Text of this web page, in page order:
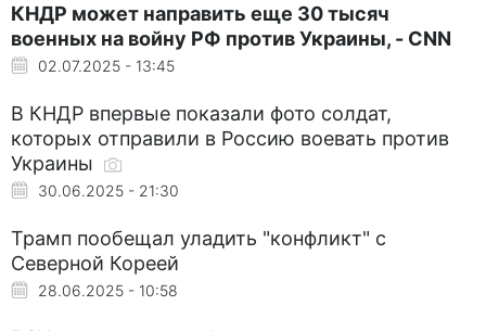
КНДР может направить еще 30 тысяч
военных на войну РФ против Украины, - CNN
02.07.2025 - 13:45
В КНДР впервые показали фото солдат,
которых отправили в Россию воевать против
Украины
30.06.2025 - 21:30
Трамп пообещал уладить "конфликт" с
Северной Кореей
28.06.2025 - 10:58